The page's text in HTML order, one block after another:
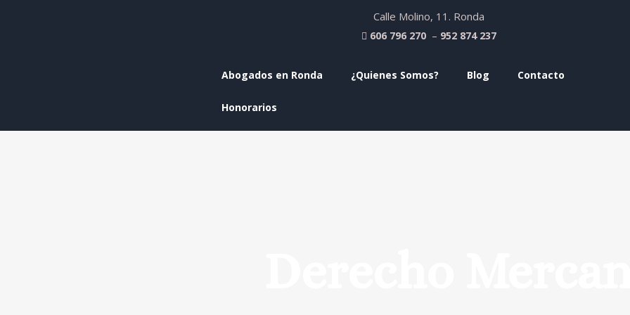
Calle Molino, 11. Ronda
606 796 270 – 952 874 237
Abogados en Ronda ¿Quienes Somos? Blog Contacto
Honorarios